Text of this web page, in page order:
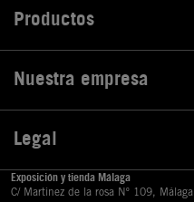
Productos
Nuestra empresa
Legal
Exposición y tienda Málaga
C/ Martinez de la rosa Nº 109, Málaga